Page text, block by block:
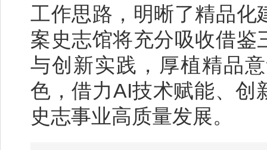
工作思路，明晰了精品化
案史志馆将充分吸收借鉴
与创新实践，厚植精品
色，借力AI技术赋能、创
史志事业高质量发展。